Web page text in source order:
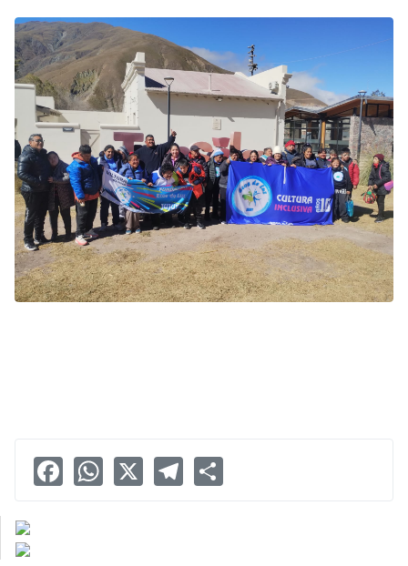
Facebook
WhatsApp
X Telegram